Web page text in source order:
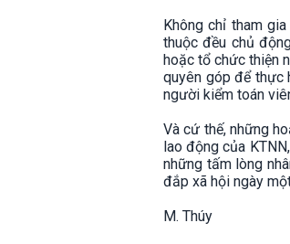
Không chỉ tham
thuộc đều chủ
hoặc tổ chức thiện
quyên góp để thực
người kiểm toán
Và cứ thế, những
lao động của
những tấm lòng
đắp xã hội ngày
M. Thúy